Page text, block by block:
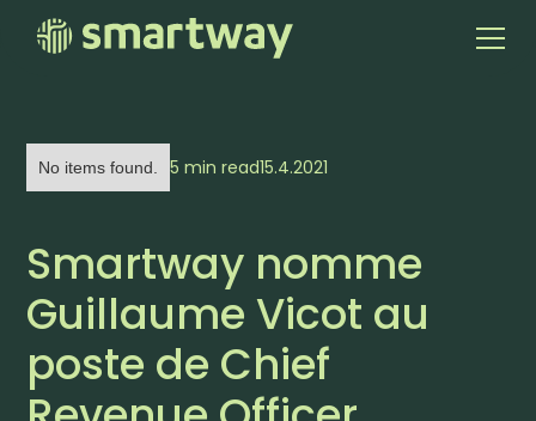
No items found. 5 min read15.4.2021
Smartway nomme
Guillaume Vicot au
poste de Chief